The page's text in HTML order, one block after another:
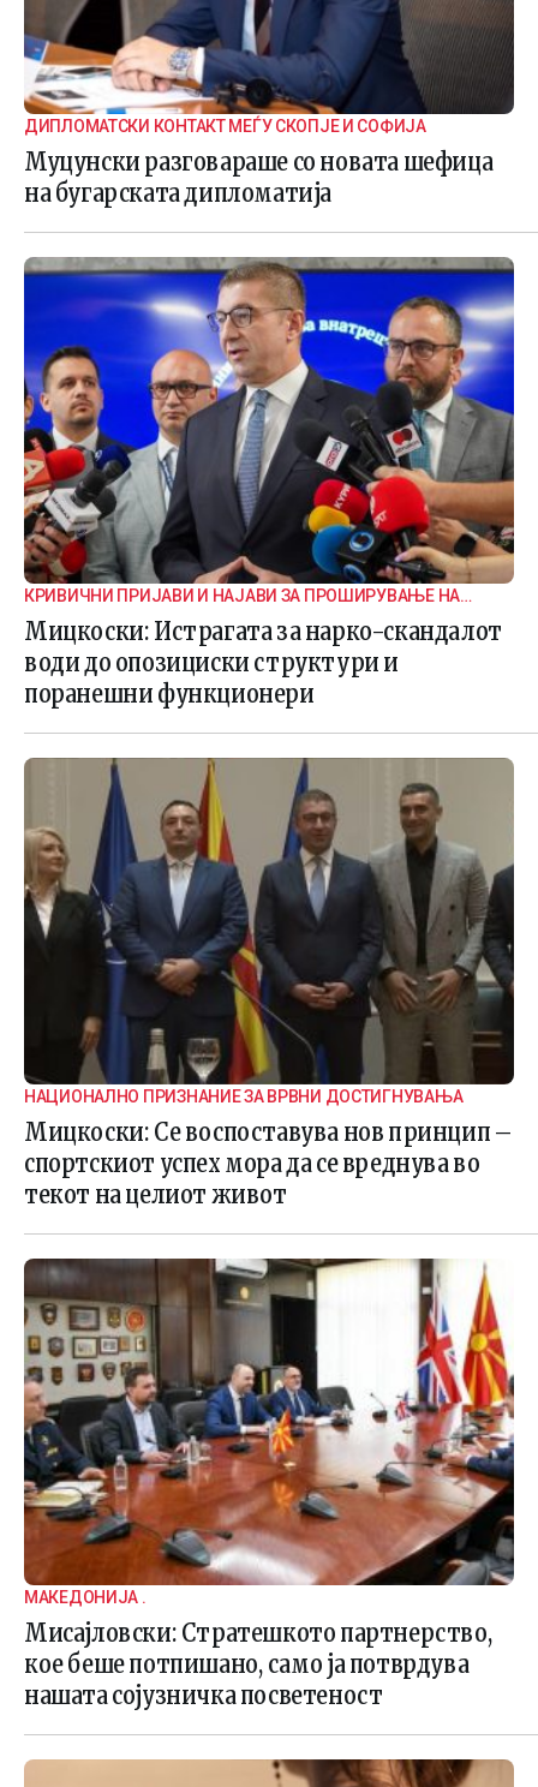
ДИПЛОМАТСКИ КОНТАКТ МЕЃУ СКОПЈЕ И СОФИЈА
Муцунски разговараше со новата шефица
на бугарската дипломатија
КРИВИЧНИ ПРИЈАВИ И НАЈАВИ ЗА ПРОШИРУВАЊЕ НА
ИСТРАГАТА
Мицкоски: Истрагата за нарко-скандалот
води до опозициски структури и
поранешни функционери
НАЦИОНАЛНО ПРИЗНАНИЕ ЗА ВРВНИ ДОСТИГНУВАЊА
Мицкоски: Се воспоставува нов принцип –
спортскиот успех мора да се вреднува во
текот на целиот живот
МАКЕДОНИЈА .
Мисајловски: Стратешкото партнерство,
кое беше потпишано, само ја потврдува
нашата сојузничка посветеност